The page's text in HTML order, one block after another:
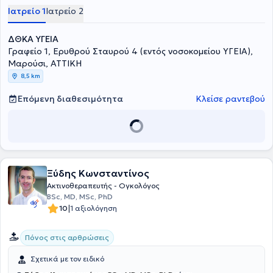
Ιατρείο 1Ιατρείο 2
ΔΘΚΑ ΥΓΕΙΑ
Γραφείο 1, Ερυθρού Σταυρού 4 (εντός νοσοκομείου ΥΓΕΙΑ),
Μαρούσι, ΑΤΤΙΚΗ
8,5 km
Επόμενη διαθεσιμότητα Κλείσε ραντεβού
Ξύδης Κωνσταντίνος
Ακτινοθεραπευτής - Ογκολόγος
BSc, MD, MSc, PhD
10|1 αξιολόγηση
Πόνος στις αρθρώσεις
Σχετικά με τον ειδικό